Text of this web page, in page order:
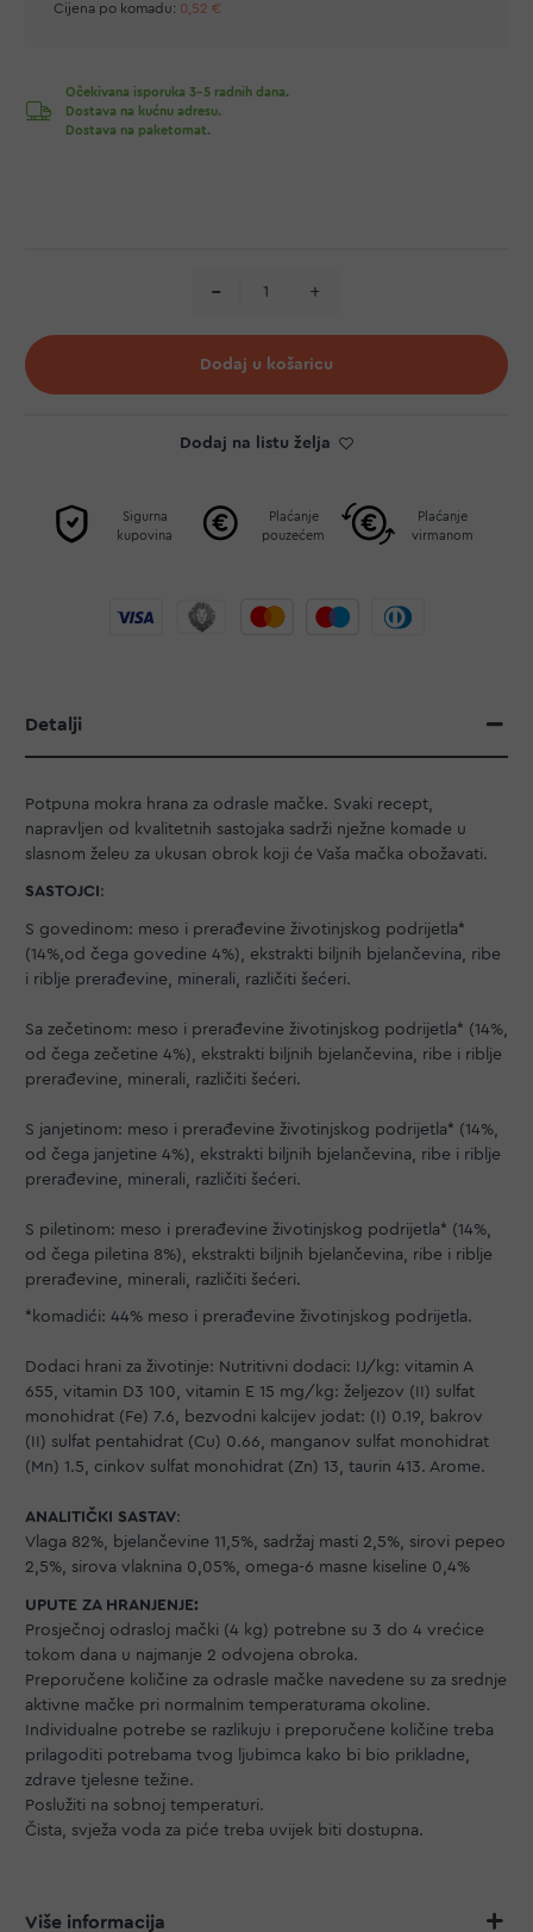
Cijena po komadu: 0,52 €
Očekivana isporuka 3-5 radnih dana.
Dostava na kućnu adresu.
Dostava na paketomat.
Dodaj u košaricu
Dodaj na listu želja
Sigurna
kupovina
Plaćanje
pouzećem
Plaćanje
virmanom
Detalji
Potpuna mokra hrana za odrasle mačke. Svaki recept,
napravljen od kvalitetnih sastojaka sadrži nježne komade u
slasnom želeu za ukusan obrok koji će Vaša mačka obožavati.
SASTOJCI :
S govedinom: meso i prerađevine životinjskog podrijetla*
(14%,od čega govedine 4%), ekstrakti biljnih bjelančevina, ribe
i riblje prerađevine, minerali, različiti šećeri.
Sa zečetinom: meso i prerađevine životinjskog podrijetla* (14%,
od čega zečetine 4%), ekstrakti biljnih bjelančevina, ribe i riblje
prerađevine, minerali, različiti šećeri.
S janjetinom: meso i prerađevine životinjskog podrijetla* (14%,
od čega janjetine 4%), ekstrakti biljnih bjelančevina, ribe i riblje
prerađevine, minerali, različiti šećeri.
S piletinom: meso i prerađevine životinjskog podrijetla* (14%,
od čega piletina 8%), ekstrakti biljnih bjelančevina, ribe i riblje
prerađevine, minerali, različiti šećeri.
*komadići: 44% meso i prerađevine životinjskog podrijetla.
Dodaci hrani za životinje: Nutritivni dodaci: IJ/kg: vitamin A
655, vitamin D3 100, vitamin E 15 mg/kg: željezov (II) sulfat
monohidrat (Fe) 7.6, bezvodni kalcijev jodat: (I) 0.19, bakrov
(II) sulfat pentahidrat (Cu) 0.66, manganov sulfat monohidrat
(Mn) 1.5, cinkov sulfat monohidrat (Zn) 13, taurin 413. Arome.
ANALITIČKI SASTAV:
Vlaga 82%, bjelančevine 11,5%, sadržaj masti 2,5%, sirovi pepeo
2,5%, sirova vlaknina 0,05%, omega-6 masne kiseline 0,4%
UPUTE ZA HRANJENJE:
Prosječnoj odrasloj mački (4 kg) potrebne su 3 do 4 vrećice
tokom dana u najmanje 2 odvojena obroka.
Preporučene količine za odrasle mačke navedene su za srednje
aktivne mačke pri normalnim temperaturama okoline.
Individualne potrebe se razlikuju i preporučene količine treba
prilagoditi potrebama tvog ljubimca kako bi bio prikladne,
zdrave tjelesne težine.
Poslužiti na sobnoj temperaturi.
Čista, svježa voda za piće treba uvijek biti dostupna.
Više informacija